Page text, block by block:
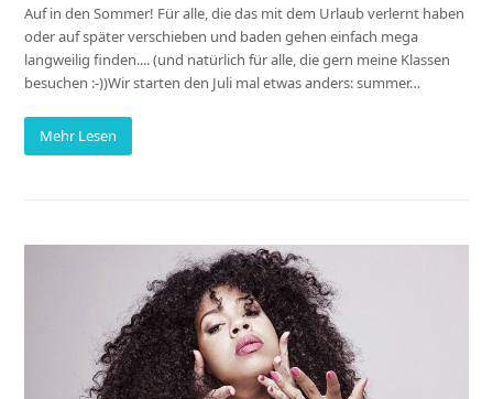
Auf in den Sommer! Für alle, die das mit dem Urlaub verlernt haben
oder auf später verschieben und baden gehen einfach mega
langweilig finden.... (und natürlich für alle, die gern meine Klassen
besuchen :-))Wir starten den Juli mal etwas anders: summer…
Mehr Lesen